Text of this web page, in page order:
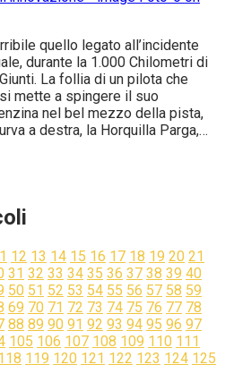
2021
quello legato all’incidente
durante la 1.000 Chilometri di
La follia di un pilota che
mette a spingere il suo
nel bel mezzo della pista,
a destra, la Horquilla Parga,…
12 13 14 15 16 17 18 19 20 21
31 32 33 34 35 36 37 38 39 40
50 51 52 53 54 55 56 57 58 59
69 70 71 72 73 74 75 76 77 78
88 89 90 91 92 93 94 95 96 97